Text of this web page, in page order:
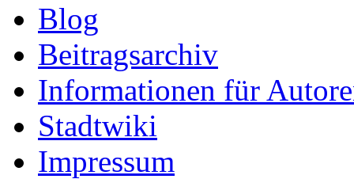
Blog
Beitragsarchiv
Informationen für
Stadtwiki
Impressum